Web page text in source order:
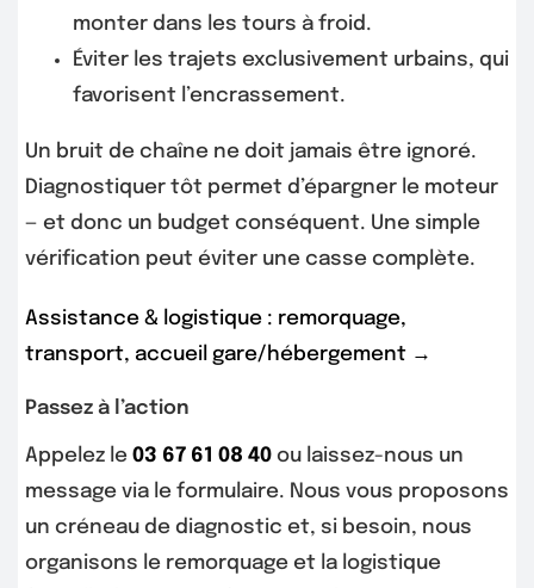
monter dans les tours à froid.
Éviter les trajets exclusivement urbains, qui
favorisent l’encrassement.
Un bruit de chaîne ne doit jamais être ignoré.
Diagnostiquer tôt permet d’épargner le moteur
— et donc un budget conséquent. Une simple
vérification peut éviter une casse complète.
Assistance & logistique : remorquage,
transport, accueil gare/hébergement →
Passez à l’action
Appelez le 03 67 61 08 40 ou laissez-nous un
message via le formulaire. Nous vous proposons
un créneau de diagnostic et, si besoin, nous
organisons le remorquage et la logistique